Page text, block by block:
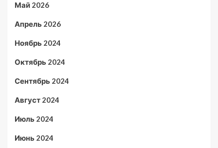
Май 2026
Апрель 2026
Ноябрь 2024
Октябрь 2024
Сентябрь 2024
Август 2024
Июль 2024
Июнь 2024